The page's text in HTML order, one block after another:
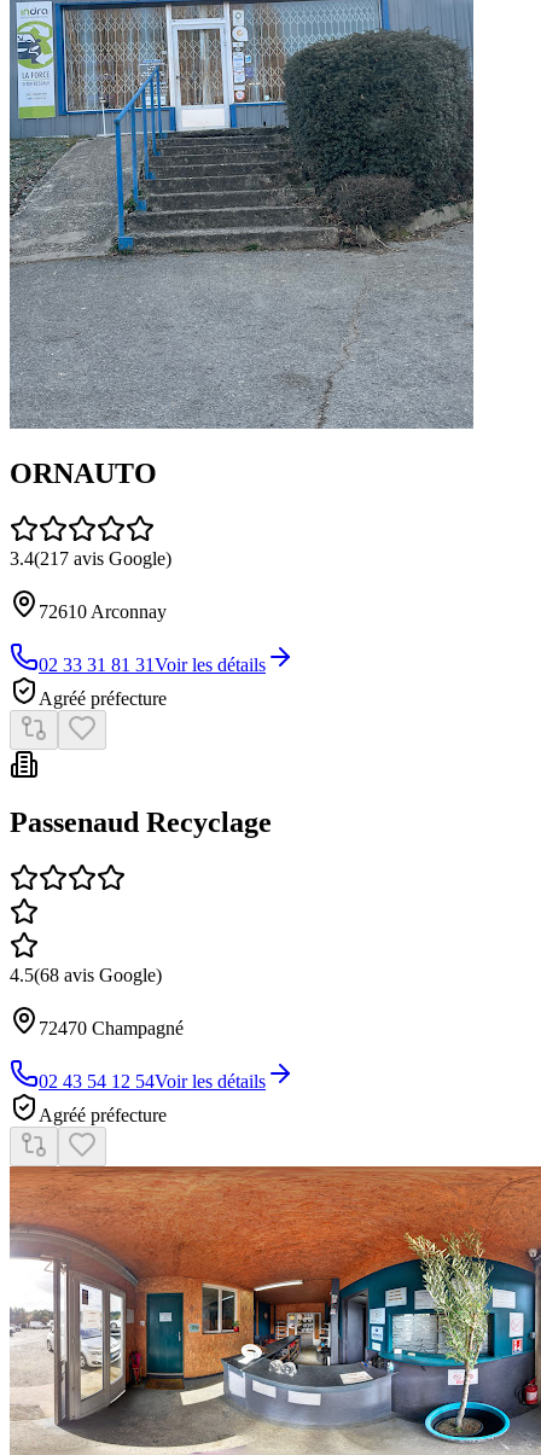
ORNAUTO
3.4(217 avis Google)
72610 Arconnay
02 33 31 81 31Voir les détails
Agréé préfecture
Passenaud Recyclage
4.5(68 avis Google)
72470 Champagné
02 43 54 12 54Voir les détails
Agréé préfecture